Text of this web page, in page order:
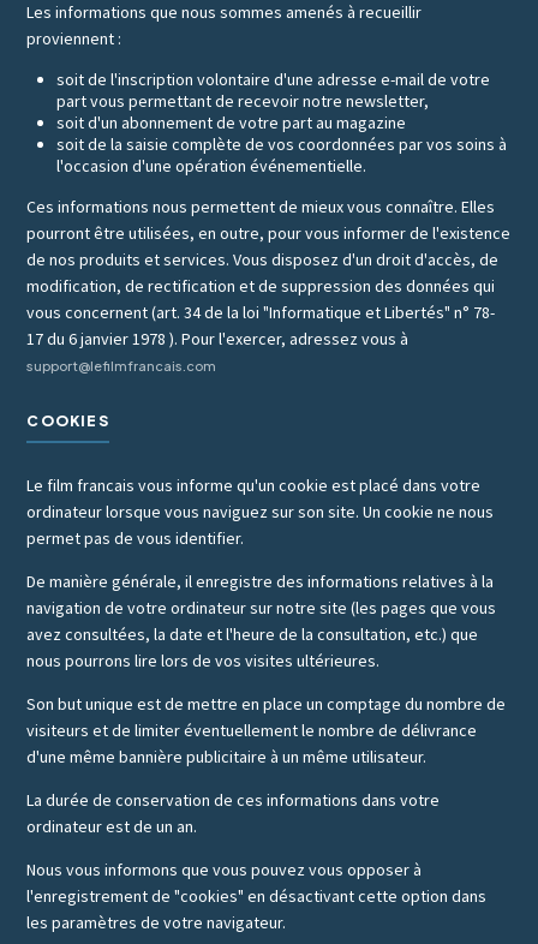
Les informations que nous sommes amenés à recueillir
proviennent :
soit de l'inscription volontaire d'une adresse e-mail de votre
part vous permettant de recevoir notre newsletter,
soit d'un abonnement de votre part au magazine
soit de la saisie complète de vos coordonnées par vos soins à
l'occasion d'une opération événementielle.
Ces informations nous permettent de mieux vous connaître. Elles
pourront être utilisées, en outre, pour vous informer de l'existence
de nos produits et services. Vous disposez d'un droit d'accès, de
modification, de rectification et de suppression des données qui
vous concernent (art. 34 de la loi "Informatique et Libertés" n° 78-
17 du 6 janvier 1978 ). Pour l'exercer, adressez vous à
support@lefilmfrancais.com
COOKIES
Le film francais vous informe qu'un cookie est placé dans votre
ordinateur lorsque vous naviguez sur son site. Un cookie ne nous
permet pas de vous identifier.
De manière générale, il enregistre des informations relatives à la
navigation de votre ordinateur sur notre site (les pages que vous
avez consultées, la date et l'heure de la consultation, etc.) que
nous pourrons lire lors de vos visites ultérieures.
Son but unique est de mettre en place un comptage du nombre de
visiteurs et de limiter éventuellement le nombre de délivrance
d'une même bannière publicitaire à un même utilisateur.
La durée de conservation de ces informations dans votre
ordinateur est de un an.
Nous vous informons que vous pouvez vous opposer à
l'enregistrement de "cookies" en désactivant cette option dans
les paramètres de votre navigateur.